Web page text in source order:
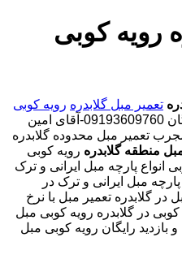
رویه کوبی
تعمیر مبل گلابدره رویه کوبی
30 در صد تخفیف بیمه رایگان 09193609760-آقای امین
تعمیر مبل محدوده گلابدره
منطقه گلابدره رویه کوبی
انواع پارچه مبل ایرانی و ترک
مبل ایرانی و ترک در
گلابدره تعمیر مبل با نرخ
کوبی در گلابدره رویه کوبی مبل
رایگان رویه کوبی مبل